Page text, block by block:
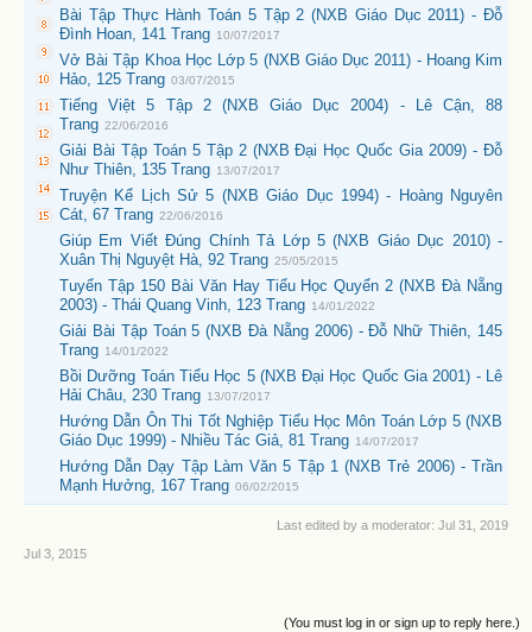
Bài Tập Thực Hành Toán 5 Tập 2 (NXB Giáo Dục 2011) - Đỗ
Đình Hoan, 141 Trang 10/07/2017
Vở Bài Tập Khoa Học Lớp 5 (NXB Giáo Dục 2011) - Hoang Kim
Hảo, 125 Trang 03/07/2015
Tiếng Việt 5 Tập 2 (NXB Giáo Dục 2004) - Lê Cận, 88
Trang 22/06/2016
Giải Bài Tập Toán 5 Tập 2 (NXB Đại Học Quốc Gia 2009) - Đỗ
Như Thiên, 135 Trang 13/07/2017
Truyện Kể Lịch Sử 5 (NXB Giáo Dục 1994) - Hoàng Nguyên
Cát, 67 Trang 22/06/2016
Giúp Em Viết Đúng Chính Tả Lớp 5 (NXB Giáo Dục 2010) -
Xuân Thị Nguyệt Hà, 92 Trang 25/05/2015
Tuyển Tập 150 Bài Văn Hay Tiểu Học Quyển 2 (NXB Đà Nẵng
2003) - Thái Quang Vinh, 123 Trang 14/01/2022
Giải Bài Tập Toán 5 (NXB Đà Nẵng 2006) - Đỗ Nhữ Thiên, 145
Trang 14/01/2022
Bồi Dưỡng Toán Tiểu Học 5 (NXB Đại Học Quốc Gia 2001) - Lê
Hải Châu, 230 Trang 13/07/2017
Hướng Dẫn Ôn Thi Tốt Nghiệp Tiểu Học Môn Toán Lớp 5 (NXB
Giáo Dục 1999) - Nhiều Tác Giả, 81 Trang 14/07/2017
Hướng Dẫn Dạy Tập Làm Văn 5 Tập 1 (NXB Trẻ 2006) - Trần
Mạnh Hưởng, 167 Trang 06/02/2015
Last edited by a moderator: Jul 31, 2019
Jul 3, 2015
(You must log in or sign up to reply here.)